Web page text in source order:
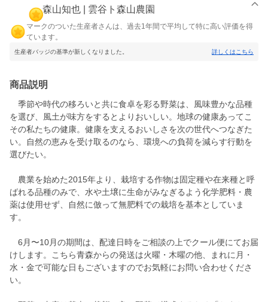
森山知也 | 雲谷ト森山農園
マークのついた生産者さんは、過去1年間で平均して特に高い評価を得
ています。
生産者バッジの基準が新しくなりました。 詳しくはこちら
商品説明
季節や時代の移ろいと共に食卓を彩る野菜は、風味豊かな品種
を選び、風土が味方をするとよりおいしい。地球の健康あってこ
その私たちの健康。健康を支えるおいしさを次の世代へつなぎた
い。自然の恵みを受け取るのなら、環境への負荷を減らす行動を
選びたい。
農業を始めた2015年より、栽培する作物は固定種や在来種と呼
ばれる品種のみで、水や土壌に生命がみなぎるよう化学肥料・農
薬は使用せず、自然に倣って無肥料での栽培を基本としていま
す。
6月〜10月の期間は、配達日時をご相談の上でクール便にてお届
けします。こちら青森からの発送は火曜・木曜の他、まれに月・
水・金で可能な日もございますのでお気軽にお問い合わせくださ
い。